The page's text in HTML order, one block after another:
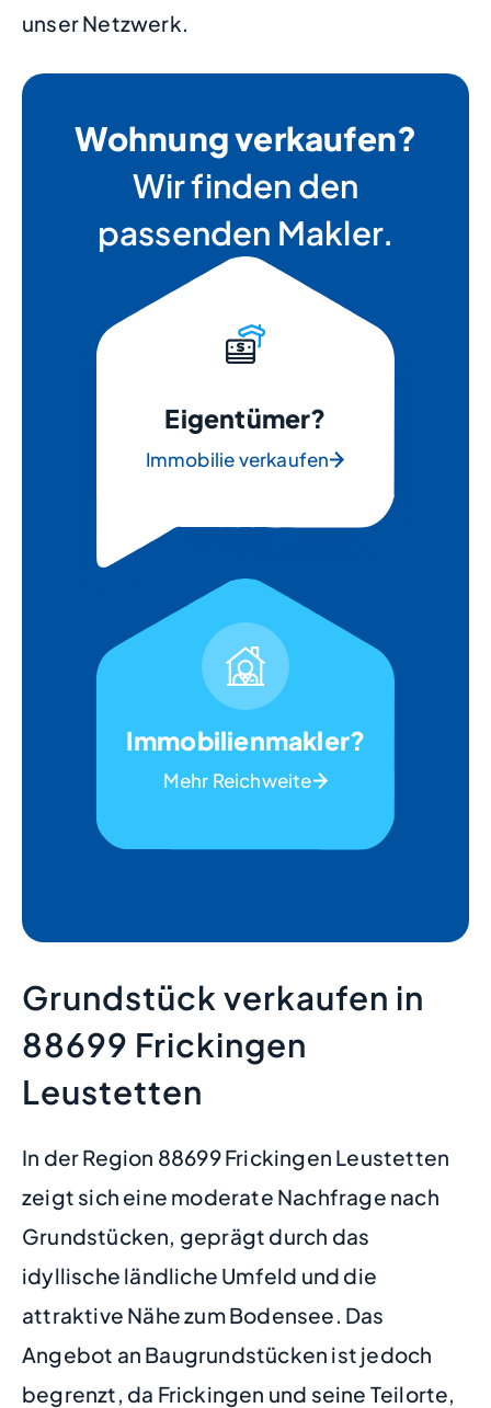
unser Netzwerk.
Wohnung verkaufen?
Wir finden den
passenden Makler.
Eigentümer?
Immobilie verkaufen
Immobilienmakler?
Mehr Reichweite
Grundstück verkaufen in
88699 Frickingen
Leustetten
In der Region 88699 Frickingen Leustetten
zeigt sich eine moderate Nachfrage nach
Grundstücken, geprägt durch das
idyllische ländliche Umfeld und die
attraktive Nähe zum Bodensee. Das
Angebot an Baugrundstücken ist jedoch
begrenzt, da Frickingen und seine Teilorte,